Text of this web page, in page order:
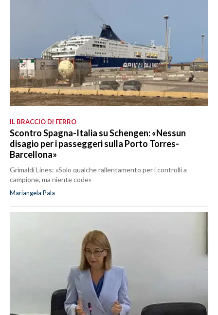
IL BRACCIO DI FERRO
Scontro Spagna-Italia su Schengen: «Nessun
disagio per i passeggeri sulla Porto Torres-
Barcellona»
Grimaldi Lines: «Solo qualche rallentamento per i controlli a
campione, ma niente code»
Mariangela Pala